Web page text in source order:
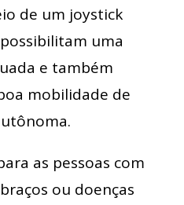
de um joystick
uma
e também
mobilidade de
as pessoas com
ou doenças